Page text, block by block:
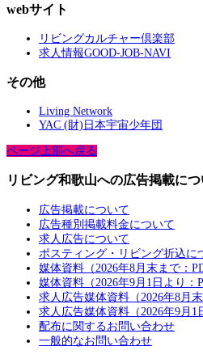
webサイト
リビングカルチャー倶楽部
求人情報GOOD-JOB-NAVI
その他
Living Network
YAC (財)日本宇宙少年団
ページ上部へ戻る
リビング和歌山への広告掲載に
広告掲載について
広告種別掲載料金について
求人広告について
ポスティング・リビング折込に
媒体資料（2026年8月末まで：
媒体資料（2026年9月1日より：
求人広告媒体資料（2026年8月末
求人広告媒体資料（2026年9月1
配布に関するお問い合わせ
一般的なお問い合わせ